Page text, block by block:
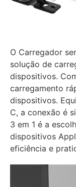
O Carregador
solução de
dispositivos.
carregamento
dispositivos.
C, a conexão é
3 em 1 é a
dispositivos
eficiência e